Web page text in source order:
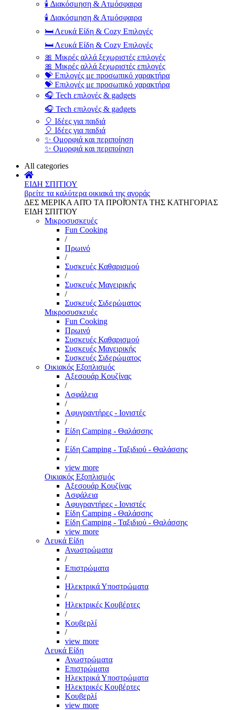
🕯️ Διακόσμηση & Ατμόσφαιρα
🕯️ Διακόσμηση & Ατμόσφαιρα
🛏️ Λευκά Είδη & Cozy Επιλογές
🛏️ Λευκά Είδη & Cozy Επιλογές
🎀 Μικρές αλλά ξεχωριστές επιλογές
🎀 Μικρές αλλά ξεχωριστές επιλογές
💝 Επιλογές με προσωπικό χαρακτήρα
💝 Επιλογές με προσωπικό χαρακτήρα
🎧 Tech επιλογές & gadgets
🎧 Tech επιλογές & gadgets
🎈 Ιδέες για παιδιά
🎈 Ιδέες για παιδιά
✨ Ομορφιά και περιποίηση
✨ Ομορφιά και περιποίηση
All categories
ΕΙΔΗ ΣΠΙΤΙΟΥ
βρείτε τα καλύτερα οικιακά της αγοράς
ΔΕΣ ΜΕΡΙΚΑ ΑΠΌ ΤΑ ΠΡΟΪΌΝΤΑ ΤΗΣ ΚΑΤΗΓΟΡΙΑΣ
ΕΙΔΗ ΣΠΙΤΙΟΥ
Μικροσυσκευές
Fun Cooking
/
Πρωινό
/
Συσκευές Καθαρισμού
/
Συσκευές Μαγειρικής
/
Συσκευές Σιδερώματος
Μικροσυσκευές
Fun Cooking
Πρωινό
Συσκευές Καθαρισμού
Συσκευές Μαγειρικής
Συσκευές Σιδερώματος
Οικιακός Εξοπλισμός
Αξεσουάρ Κουζίνας
/
Ασφάλεια
/
Αφυγραντήρες - Ιονιστές
/
Είδη Camping - Θαλάσσης
/
Είδη Camping - Ταξιδιού - Θαλάσσης
/
view more
Οικιακός Εξοπλισμός
Αξεσουάρ Κουζίνας
Ασφάλεια
Αφυγραντήρες - Ιονιστές
Είδη Camping - Θαλάσσης
Είδη Camping - Ταξιδιού - Θαλάσσης
view more
Λευκά Είδη
Ανωστρώματα
/
Επιστρώματα
/
Ηλεκτρικά Υποστρώματα
/
Ηλεκτρικές Κουβέρτες
/
Κουβερλί
/
view more
Λευκά Είδη
Ανωστρώματα
Επιστρώματα
Ηλεκτρικά Υποστρώματα
Ηλεκτρικές Κουβέρτες
Κουβερλί
view more